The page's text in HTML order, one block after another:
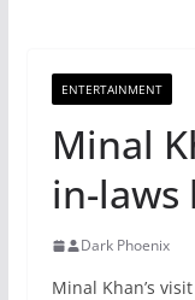
ENTERTAINMENT
Minal
in-laws
Dark Phoenix
Minal Khan’s